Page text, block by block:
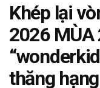
Khép lại
2026 MÙA
thăng hạng